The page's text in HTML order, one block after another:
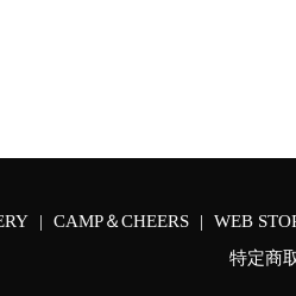
CAMP＆CHEERS WEB
特定商